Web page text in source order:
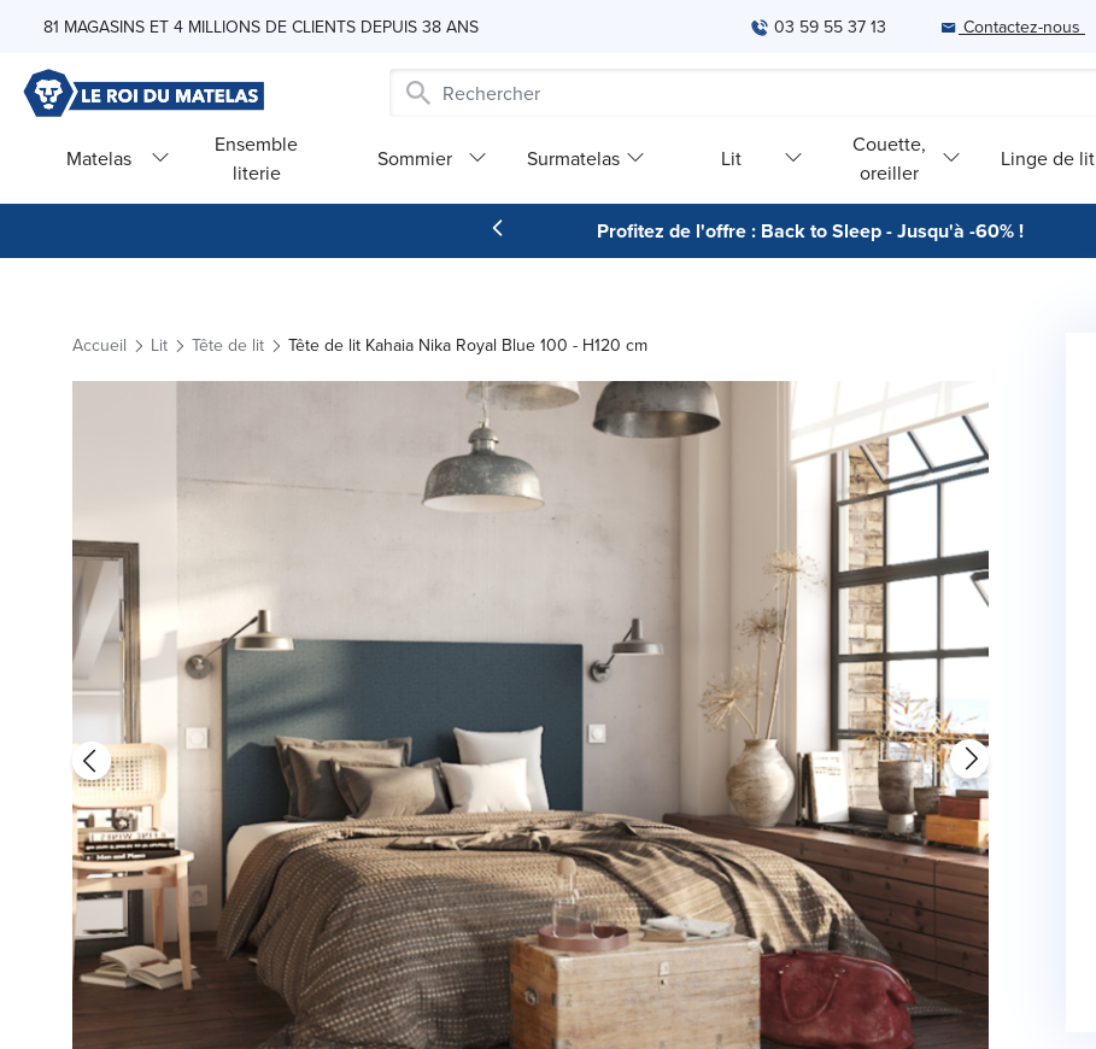
81 MAGASINS ET 4 MILLIONS DE CLIENTS DEPUIS 38 ANS 03 59 55 37 13 Contactez-nous
Matelas
Ensemble
literie
Sommier Surmatelas Lit
Couette,
oreiller
Linge de lit
Profitez de l'offre : Back to Sleep - Jusqu'à -60% !
Accueil Lit Tête de lit Tête de lit Kahaia Nika Royal Blue 100 - H120 cm